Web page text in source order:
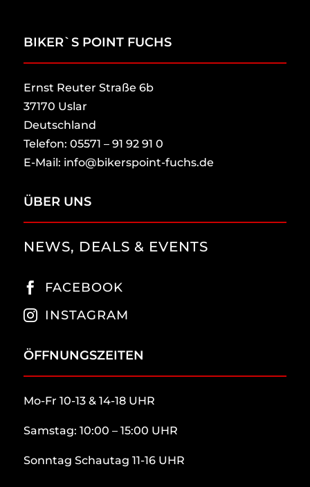
BIKER`S POINT FUCHS
Ernst Reuter Straße 6b
37170 Uslar
Deutschland
Telefon: 05571 – 91 92 91 0
E-Mail: info@bikerspoint-fuchs.de
ÜBER UNS
NEWS, DEALS & EVENTS
 FACEBOOK
 INSTAGRAM
ÖFFNUNGSZEITEN
Mo-Fr 10-13 & 14-18 UHR
Samstag: 10:00 – 15:00 UHR
Sonntag Schautag 11-16 UHR